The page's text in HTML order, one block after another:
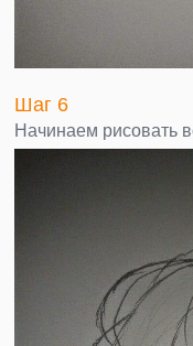
Шаг 6
Начинаем рисовать